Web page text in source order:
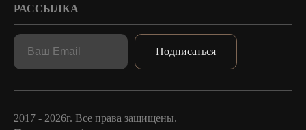
РАССЫЛКА
Подписаться
2017 - 2026г. Все права защищены.